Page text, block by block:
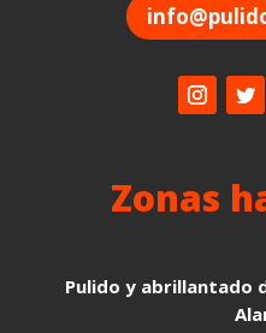
Zonas
Pulido y abrillantado